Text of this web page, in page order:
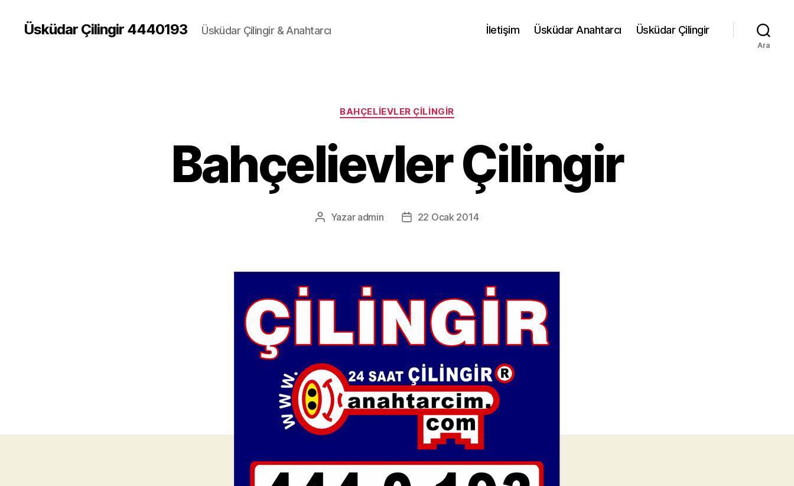
Üsküdar Çilingir 4440193 Üsküdar Çilingir & Anahtarcı İletişim Üsküdar Anahtarcı Üsküdar Çilingir
Ara
Kategoriler
BAHÇELIEVLER ÇILINGIR
Bahçelievler Çilingir
Yazının
Yazar admin
Yazı22 Ocak 2014